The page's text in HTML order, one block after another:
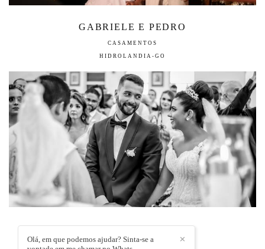
GABRIELE E PEDRO
CASAMENTOS
HIDROLANDIA-GO
GEISA & GUSTAVO
✕
Olá, em que podemos ajudar? Sinta-se a